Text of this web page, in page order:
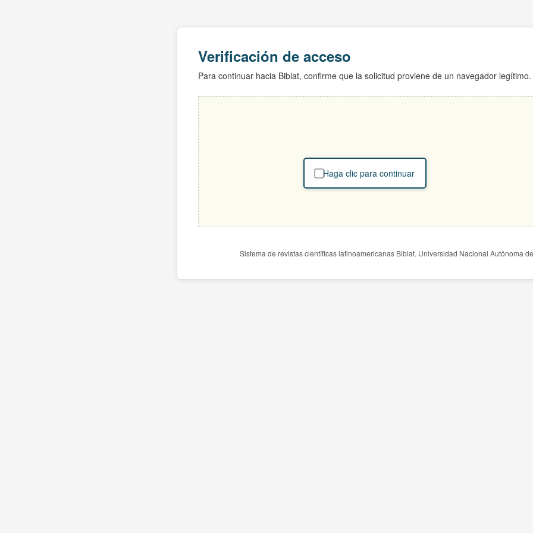
Verificación de acceso
Para continuar hacia Biblat, confirme que la solicitud proviene de un navegador legítimo.
Haga clic para continuar
Sistema de revistas científicas latinoamericanas Biblat. Universidad Nacional Autónoma